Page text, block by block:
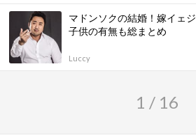
マドンソクの結婚！嫁イェ
子供の有無も総まとめ
Luccy
1 / 16